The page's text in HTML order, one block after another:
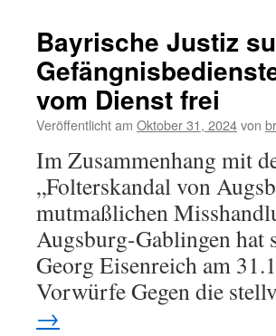
Bayrische Justiz
vom Dienst frei
Veröffentlicht am Oktober 31, 2024von
Im Zusammenhang mit
„Folterskandal von
mutmaßlichen
Augsburg-Gablingen hat
Georg Eisenreich am
Vorwürfe Gegen die
→